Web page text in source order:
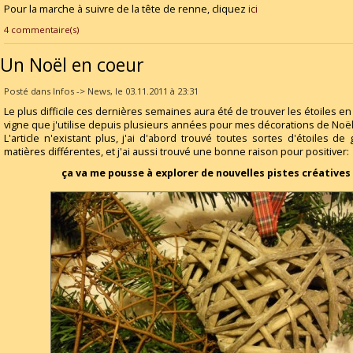
Pour la marche à suivre de la tête de renne, cliquez ici
4 commentaire(s)
Un Noël en coeur
Posté dans Infos -> News, le 03.11.2011 à 23:31
Le plus difficile ces dernières semaines aura été de trouver les étoiles
vigne que j'utilise depuis plusieurs années pour mes décorations de
L'article n'existant plus, j'ai d'abord trouvé toutes sortes d'étoiles de
matières différentes, et j'ai aussi trouvé une bonne raison pour positiver:
ça va me pousse à explorer de nouvelles pistes créatives